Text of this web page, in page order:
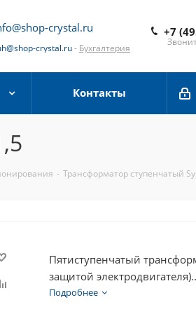
crystal.ru
crystal.ru- Бухгалтерия
+7
Контакты
- Трансформатор ступенчатый
Пятиступенчатый
защитой электродвигателя).
Однофазный
Подробнее